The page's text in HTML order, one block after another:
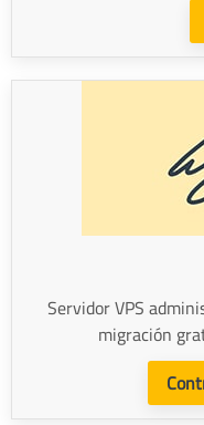
Servidor VPS
migración